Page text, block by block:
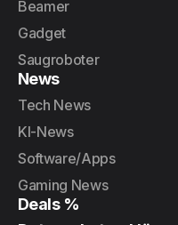
Beamer
Gadget
Saugroboter
News
Tech News
KI-News
Software/Apps
Gaming News
Deals %